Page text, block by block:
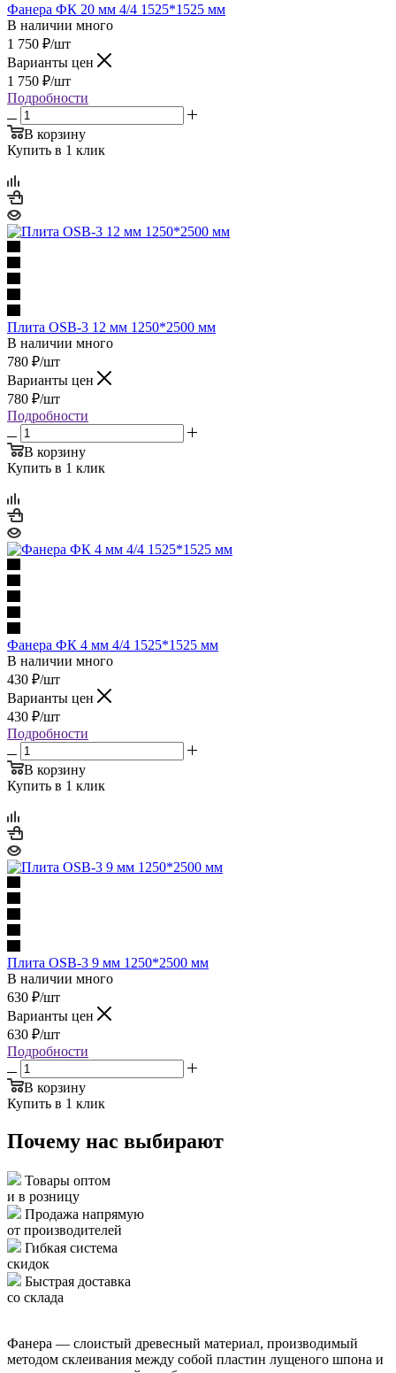
Фанера ФК 20 мм 4/4 1525*1525 мм
В наличии много
1 750 ₽/шт
Варианты цен
1 750 ₽/шт
Подробности
В корзину
Купить в 1 клик
Плита OSB-3 12 мм 1250*2500 мм
В наличии много
780 ₽/шт
Варианты цен
780 ₽/шт
Подробности
В корзину
Купить в 1 клик
Фанера ФК 4 мм 4/4 1525*1525 мм
В наличии много
430 ₽/шт
Варианты цен
430 ₽/шт
Подробности
В корзину
Купить в 1 клик
Плита OSB-3 9 мм 1250*2500 мм
В наличии много
630 ₽/шт
Варианты цен
630 ₽/шт
Подробности
В корзину
Купить в 1 клик
Почему нас выбирают
Товары оптом
и в розницу
Продажа напрямую
от производителей
Гибкая система
скидок
Быстрая доставка
со склада
Фанера — слоистый древесный материал, производимый
методом склеивания между собой пластин лущеного шпона и